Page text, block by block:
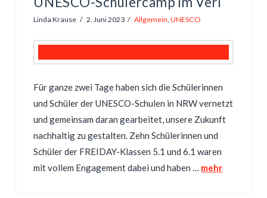
Linda Krause 2. Juni 2023 Allgemein UNESCO
Für ganze zwei Tage haben sich die Schülerinnen
und Schüler der UNESCO-Schulen in NRW vernetzt
und gemeinsam daran gearbeitet, unsere Zukunft
nachhaltig zu gestalten. Zehn Schülerinnen und
Schüler der FREIDAY-Klassen 5.1 und 6.1 waren
mit vollem Engagement dabei und haben … mehr